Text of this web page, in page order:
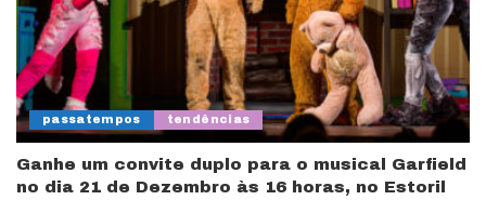
passatempos tendências
Ganhe um convite duplo para o musical Garfield
no dia 21 de Dezembro às 16 horas, no Estoril